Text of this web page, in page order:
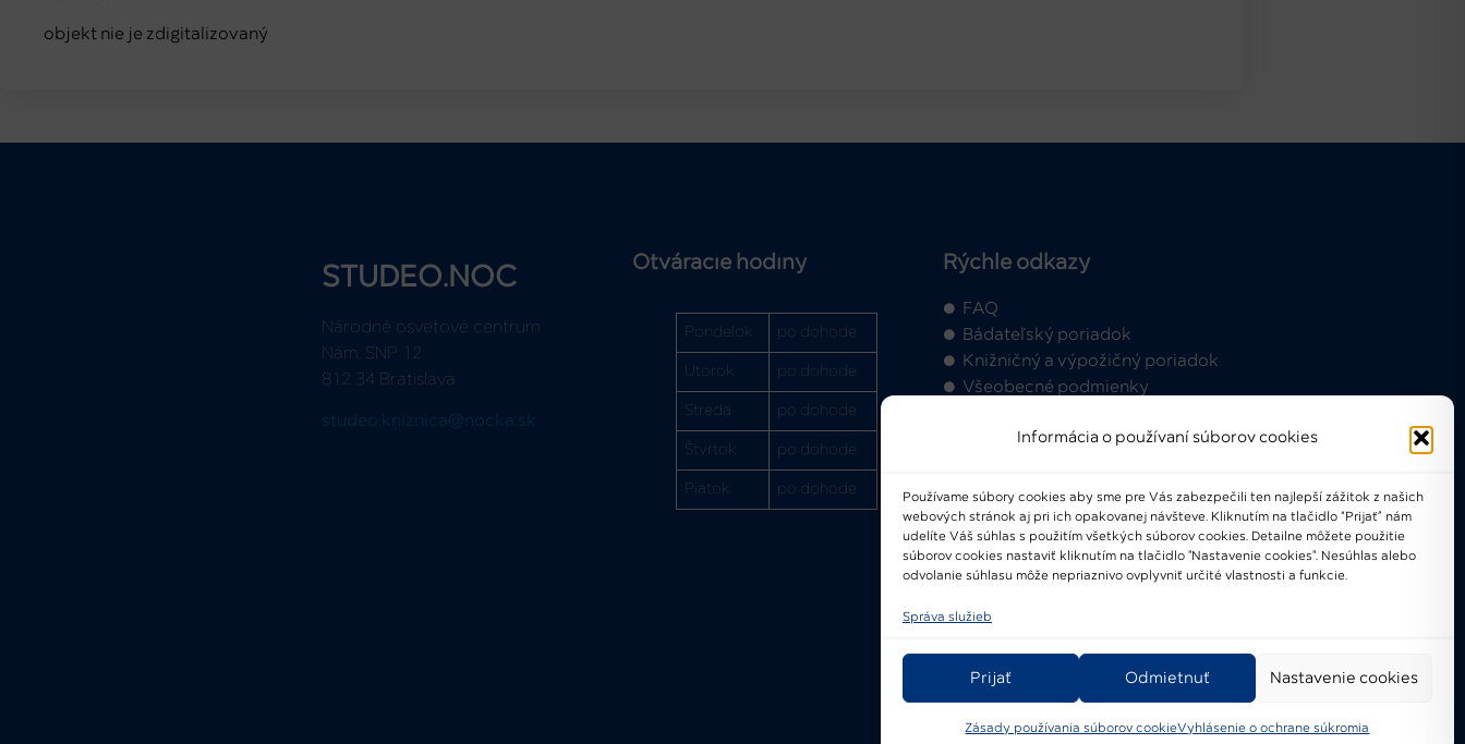
Informácia o používaní súborov cookies
Používame súbory cookies aby sme pre Vás zabezpečili ten najlepší zážitok z našich
webových stránok aj pri ich opakovanej návšteve. Kliknutím na tlačidlo “Prijať” nám
udelíte Váš súhlas s použitím všetkých súborov cookies. Detailne môžete použitie
súborov cookies nastaviť kliknutím na tlačidlo "Nastavenie cookies". Nesúhlas alebo
odvolanie súhlasu môže nepriaznivo ovplyvniť určité vlastnosti a funkcie.
Správa služieb
Prijať Odmietnuť Nastavenie cookies
Zásady používania súborov cookieVyhlásenie o ochrane súkromia
objekt nie je zdigitalizovaný
STUDEO.NOC
Národné osvetové centrum
Nám. SNP 12
812 34 Bratislava
studeo.kniznica@nocka.sk
Otváracie hodiny
Pondelok po dohode
Utorok po dohode
Streda po dohode
Štvrtok po dohode
Piatok po dohode
Rýchle odkazy
FAQ
Bádateľský poriadok
Knižničný a výpožičný poriadok
Všeobecné podmienky
2021-2024 © Národné osvetové
centrum